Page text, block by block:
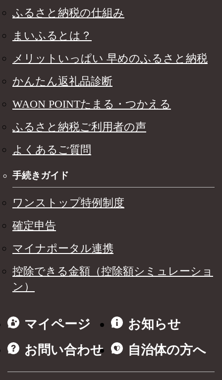
ふるさと納税の仕組み
まいふるとは？
メリットいっぱい 早めのふるさと納税
かんたん返礼品診断
WAON POINTたまる・つかえる
ふるさと納税ご利用者の声
よくあるご質問
手続きガイド
ワンストップ特例制度
確定申告
マイナポータル連携
控除できる金額（控除額シミュレーショ
ン）
マイページ
お知らせ
お問い合わせ
自治体の方へ